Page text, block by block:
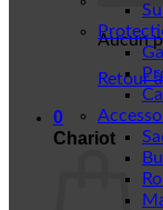
Aucun
Retour
0
Chariot